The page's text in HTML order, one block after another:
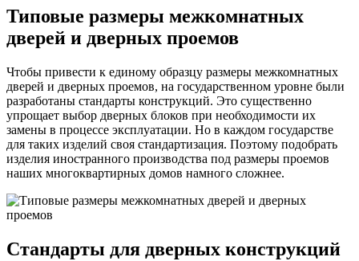
Типовые размеры межкомнатных
дверей и дверных проемов
Чтобы привести к единому образцу размеры межкомнатных
дверей и дверных проемов, на государственном уровне были
разработаны стандарты конструкций. Это существенно
упрощает выбор дверных блоков при необходимости их
замены в процессе эксплуатации. Но в каждом государстве
для таких изделий своя стандартизация. Поэтому подобрать
изделия иностранного производства под размеры проемов
наших многоквартирных домов намного сложнее.
Стандарты для дверных конструкций